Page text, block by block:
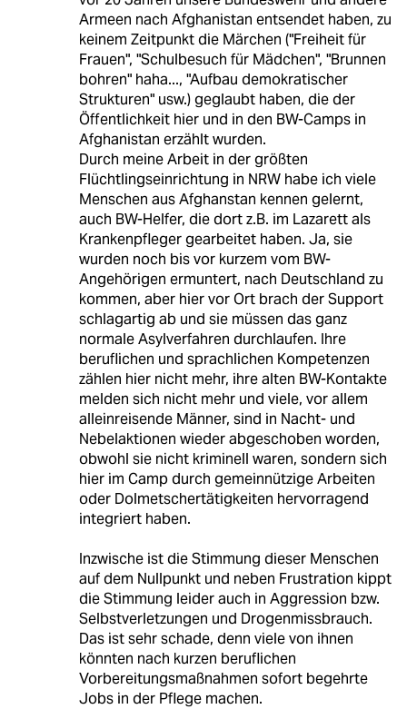
Armeen nach Afghanistan entsendet haben, zu
keinem Zeitpunkt die Märchen ("Freiheit für
Frauen", "Schulbesuch für Mädchen", "Brunnen
bohren" haha..., "Aufbau demokratischer
Strukturen" usw.) geglaubt haben, die der
Öffentlichkeit hier und in den BW-Camps in
Afghanistan erzählt wurden.
Durch meine Arbeit in der größten
Flüchtlingseinrichtung in NRW habe ich viele
Menschen aus Afghanstan kennen gelernt,
auch BW-Helfer, die dort z.B. im Lazarett als
Krankenpfleger gearbeitet haben. Ja, sie
wurden noch bis vor kurzem vom BW-
Angehörigen ermuntert, nach Deutschland zu
kommen, aber hier vor Ort brach der Support
schlagartig ab und sie müssen das ganz
normale Asylverfahren durchlaufen. Ihre
beruflichen und sprachlichen Kompetenzen
zählen hier nicht mehr, ihre alten BW-Kontakte
melden sich nicht mehr und viele, vor allem
alleinreisende Männer, sind in Nacht- und
Nebelaktionen wieder abgeschoben worden,
obwohl sie nicht kriminell waren, sondern sich
hier im Camp durch gemeinnützige Arbeiten
oder Dolmetschertätigkeiten hervorragend
integriert haben.
Inzwische ist die Stimmung dieser Menschen
auf dem Nullpunkt und neben Frustration kippt
die Stimmung leider auch in Aggression bzw.
Selbstverletzungen und Drogenmissbrauch.
Das ist sehr schade, denn viele von ihnen
könnten nach kurzen beruflichen
Vorbereitungsmaßnahmen sofort begehrte
Jobs in der Pflege machen.